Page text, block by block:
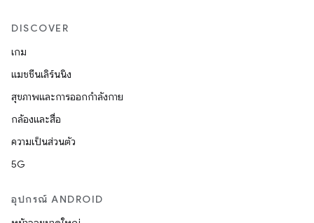
DISCOVER
เกม
แมชชีนเลิร์นนิง
สุขภาพและการออกกำลังกาย
กล้องและสื่อ
ความเป็นส่วนตัว
5G
อุปกรณ์ ANDROID